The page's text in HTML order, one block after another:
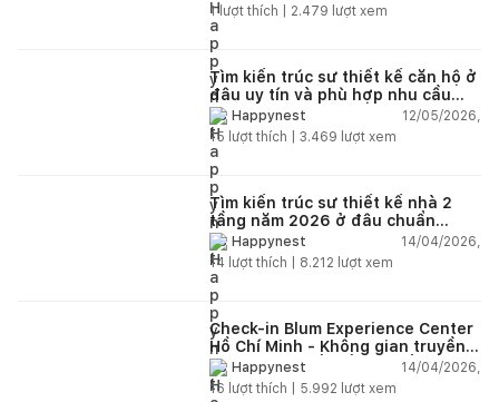
1lượt thích | 2.479 lượt xem
Tìm kiến trúc sư thiết kế căn hộ ở
đâu uy tín và phù hợp nhu cầu
năm 2026?
Happynest
12/05/2026,
15 lượt thích | 3.469 lượt xem
Tìm kiến trúc sư thiết kế nhà 2
tầng năm 2026 ở đâu chuẩn
nhất?Happynest
14/04/2026,
14 lượt thích | 8.212 lượt xem
Check-in Blum Experience Center
Hồ Chí Minh - Không gian truyền
cảm hứng thiết kế nội thất
Happynest
14/04/2026,
16 lượt thích | 5.992 lượt xem